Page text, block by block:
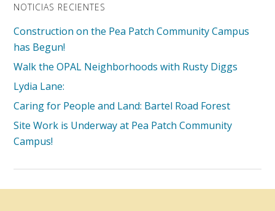
NOTICIAS RECIENTES
Construction on the Pea Patch Community Campus
has Begun!
Walk the OPAL Neighborhoods with Rusty Diggs
Lydia Lane:
Caring for People and Land: Bartel Road Forest
Site Work is Underway at Pea Patch Community
Campus!